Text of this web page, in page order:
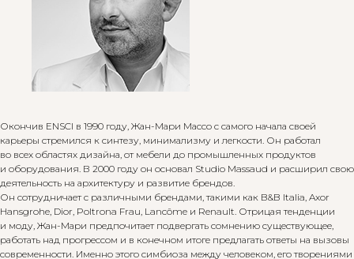
Окончив ENSCI в 1990 году, Жан-Мари Массо с самого начала своей
карьеры стремился к синтезу, минимализму и легкости. Он работал
во всех областях дизайна, от мебели до промышленных продуктов
и оборудования. В 2000 году он основал Studio Massaud и расширил свою
деятельность на архитектуру и развитие брендов.
Он сотрудничает с различными брендами, такими как B&B Italia, Axor
Hansgrohe, Dior, Poltrona Frau, Lancôme и Renault. Отрицая тенденции
и моду, Жан-Мари предпочитает подвергать сомнению существующее,
работать над прогрессом и в конечном итоге предлагать ответы на вызовы
современности. Именно этого симбиоза между человеком, его творениями